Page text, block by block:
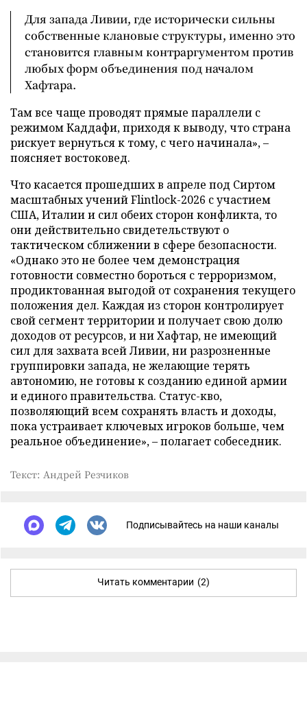
Для запада Ливии, где исторически сильны
собственные клановые структуры, именно это
становится главным контраргументом против
любых форм объединения под началом
Хафтара.
Там все чаще проводят прямые параллели с
режимом Каддафи, приходя к выводу, что страна
рискует вернуться к тому, с чего начинала», –
поясняет востоковед.
Что касается прошедших в апреле под Сиртом
масштабных учений Flintlock-2026 с участием
США, Италии и сил обеих сторон конфликта, то
они действительно свидетельствуют о
тактическом сближении в сфере безопасности.
«Однако это не более чем демонстрация
готовности совместно бороться с терроризмом,
продиктованная выгодой от сохранения текущего
положения дел. Каждая из сторон контролирует
свой сегмент территории и получает свою долю
доходов от ресурсов, и ни Хафтар, не имеющий
сил для захвата всей Ливии, ни разрозненные
группировки запада, не желающие терять
автономию, не готовы к созданию единой армии
и единого правительства. Статус-кво,
позволяющий всем сохранять власть и доходы,
пока устраивает ключевых игроков больше, чем
реальное объединение», – полагает собеседник.
Текст: Андрей Резчиков
Подписывайтесь на наши каналы
Читать комментарии (2)